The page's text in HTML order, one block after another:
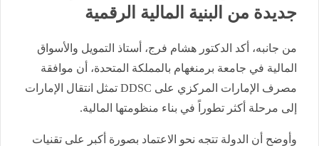
جديدة من البنية المالية الرقمية
من جانبه، أكد الدكتور هشام فرج، أستاذ التمويل والأسواق
المالية في جامعة برمنغهام بالمملكة المتحدة، أن موافقة
مصرف الإمارات المركزي على DDSC تمثل انتقال الإمارات
إلى مرحلة أكثر تطوراً في بناء منظومتها المالية.
وأوضح أن الدولة تتجه نحو الاعتماد بصورة أكبر على تقنيات